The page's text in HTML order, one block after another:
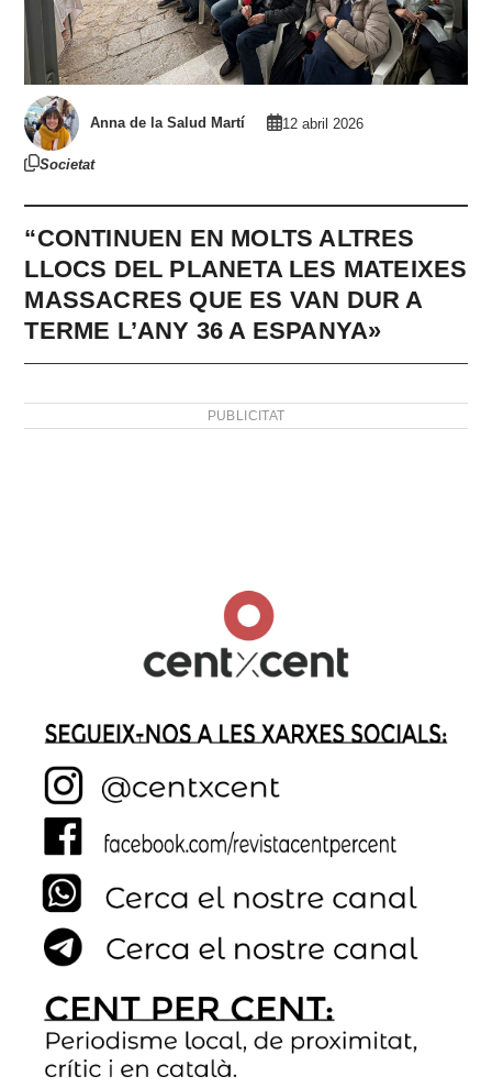
Anna de la Salud Martí 12 abril 2026
Societat
“CONTINUEN EN MOLTS ALTRES
LLOCS DEL PLANETA LES MATEIXES
MASSACRES QUE ES VAN DUR A
TERME L’ANY 36 A ESPANYA»
PUBLICITAT